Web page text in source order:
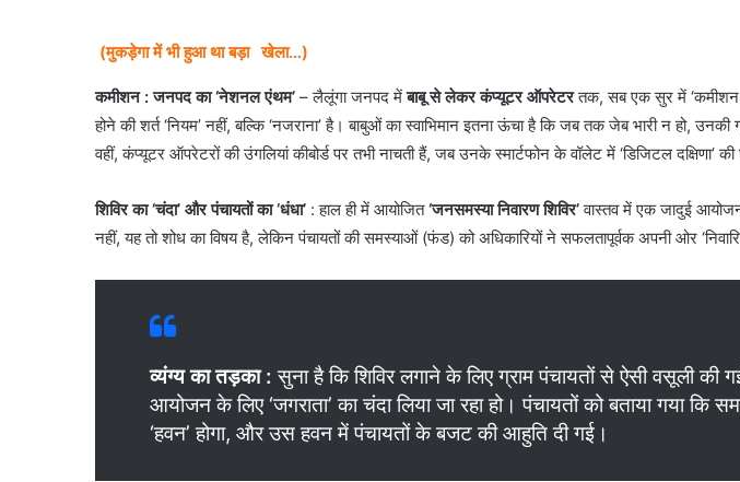
(मुकड़ेगा में भी हुआ था बड़ा खेला…)
कमीशन : जनपद का ‘नेशनल एंथम’ – लैलूंगा जनपद मेंबाबू से लेकर कंप्यूटर ऑपरेटरतक, सब एक सुर में ‘कमीशन-
होने की शर्त ‘नियम’ नहीं, बल्कि ‘नजराना’ है। बाबुओं का स्वाभिमान इतना ऊंचा है कि जब तक जेब भारी न हो,
वहीं, कंप्यूटर ऑपरेटरों की उंगलियां कीबोर्ड पर तभी नाचती हैं, जब उनके स्मार्टफोन के वॉलेट में ‘डिजिटल दक्षिणा’
शिविर का ‘चंदा’ और पंचायतों का ‘धंधा’ : ​हाल ही में आयोजित‘जनसमस्या निवारण शिविर’वास्तव में एक जादुई
नहीं, यह तो शोध का विषय है, लेकिन पंचायतों की समस्याओं (फंड) को अधिकारियों ने सफलतापूर्वक अपनी ओर
व्यंग्य का तड़का : सुना है कि शिविर लगाने के लिए ग्राम पंचायतों से ऐसी वसूली की
आयोजन के लिए ‘जगराता’ का चंदा लिया जा रहा हो। पंचायतों को बताया गया कि
‘हवन’ होगा, और उस हवन में पंचायतों के बजट की आहुति दी गई।